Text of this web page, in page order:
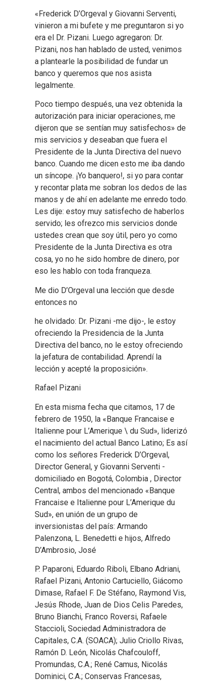
«Frederick D’Orgeval y Giovanni Serventi,
vinieron a mi bufete y me preguntaron si yo
era el Dr. Pizani. Luego agregaron: Dr.
Pizani, nos han hablado de usted, venimos
a plantearle la posibilidad de fundar un
banco y queremos que nos asista
legalmente.
Poco tiempo después, una vez obtenida la
autorización para iniciar operaciones, me
dijeron que se sentían muy satisfechos» de
mis servicios y deseaban que fuera el
Presidente de la Junta Directiva del nuevo
banco. Cuando me dicen esto me iba dando
un síncope. ¡Yo banquero!, si yo para contar
y recontar plata me sobran los dedos de las
manos y de ahí en adelante me enredo todo.
Les dije: estoy muy satisfecho de haberlos
servido; les ofrezco mis servicios donde
ustedes crean que soy útil, pero yo como
Presidente de la Junta Directiva es otra
cosa, yo no he sido hombre de dinero, por
eso les hablo con toda franqueza.
Me dio D’Orgeval una lección que desde
entonces no
he olvidado: Dr. Pizani -me dijo-, le estoy
ofreciendo la Presidencia de la Junta
Directiva del banco, no le estoy ofreciendo
la jefatura de contabilidad. Aprendí la
lección y acepté la proposición».
Rafael Pizani
En esta misma fecha que citamos, 17 de
febrero de 1950, la «Banque Francaise e
Italienne pour L’Amerique \ du Sud», liderizó
el nacimiento del actual Banco Latino; Es así
como los señores Frederick D’Orgeval,
Director General, y Giovanni Serventi -
domiciliado en Bogotá, Colombia , Director
Central, ambos del mencionado «Banque
Francaise e Italienne pour L’Amerique du
Sud», en unión de un grupo de
inversionistas del país: Armando
Palenzona, L. Benedetti e hijos, Alfredo
D’Ambrosio, José
P. Paparoni, Eduardo Riboli, Elbano Adriani,
Rafael Pizani, Antonio Cartuciello, Giácomo
Dimase, Rafael F. De Stéfano, Raymond Vis,
Jesús Rhode, Juan de Dios Celis Paredes,
Bruno Bianchi, Franco Roversi, Rafaele
Staccioli, Sociedad Administradora de
Capitales, C.A. (SOACA); Julio Criollo Rivas,
Ramón D. León, Nicolás Chafcouloff,
Promundas, C.A.; René Camus, Nicolás
Dominici, C.A.; Conservas Francesas,